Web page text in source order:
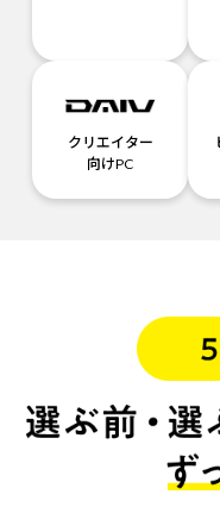
クリエイター
向けPC